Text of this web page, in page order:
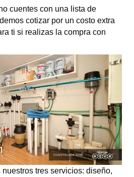
cuentes con una lista de
cotizar por un costo extra
ti si realizas la compra con
tres servicios: diseño,